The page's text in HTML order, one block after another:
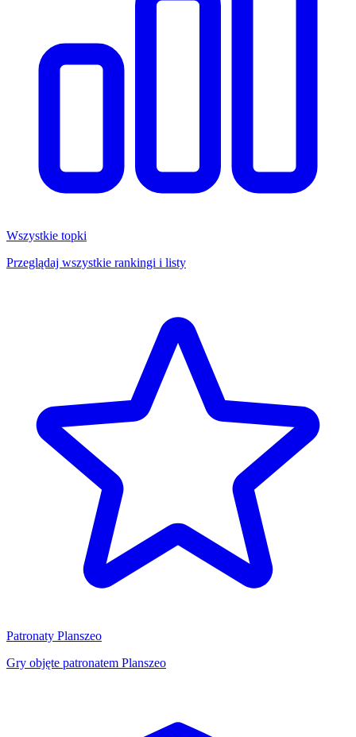
Wszystkie topki
Przeglądaj wszystkie rankingi i listy
Patronaty Planszeo
Gry objęte patronatem Planszeo